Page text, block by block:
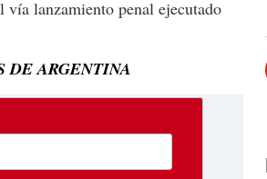
vía lanzamiento penal ejecutado
DE ARGENTINA